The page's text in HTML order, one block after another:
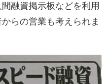
融資掲示板などを利用
らの営業も考えられま